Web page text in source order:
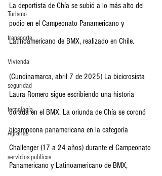
Turismo
transporte
Vivienda
seguridad
tecnología
Agrarias
servicios publicos
La deportista de Chía se subió a lo más alto del
podio en el Campeonato Panamericano y
Latinoamericano de BMX, realizado en Chile.
(Cundinamarca, abril 7 de 2025) La bicicrosista
Laura Romero sigue escribiendo una historia
dorada en el BMX. La oriunda de Chía se coronó
bicampeona panamericana en la categoría
Challenger (17 a 24 años) durante el Campeonato
Panamericano y Latinoamericano de BMX,